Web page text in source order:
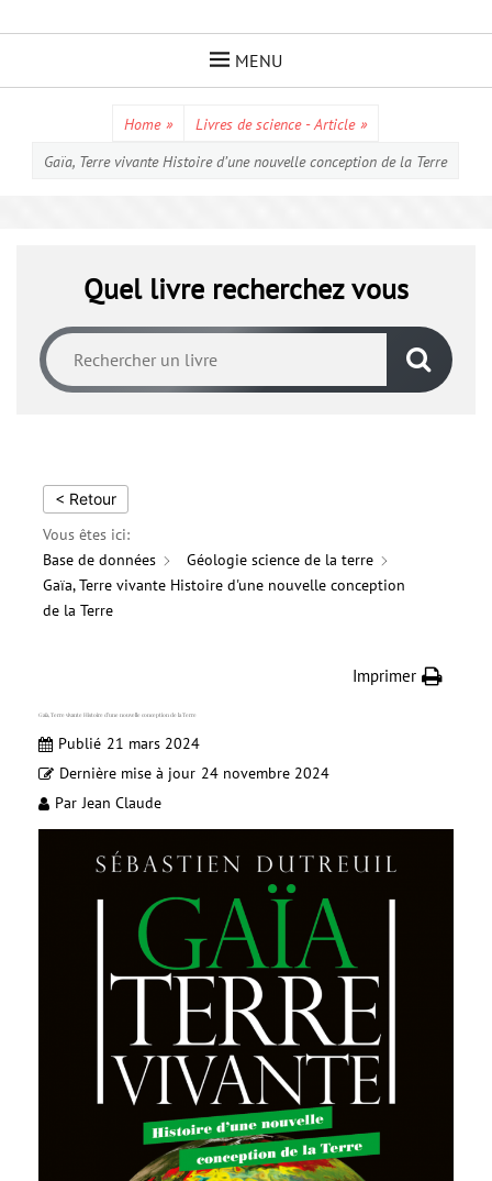
MENU
Home » Livres de science - Article »
Gaïa, Terre vivante Histoire d’une nouvelle conception de la Terre
Quel livre recherchez vous
< Retour
Vous êtes ici:
Base de données
Géologie science de la terre
Gaïa, Terre vivante Histoire d'une nouvelle conception
de la Terre
Imprimer
Gaïa, Terre vivante Histoire d’une nouvelle conception de la Terre
Publié 21 mars 2024
Dernière mise à jour 24 novembre 2024
Par Jean Claude